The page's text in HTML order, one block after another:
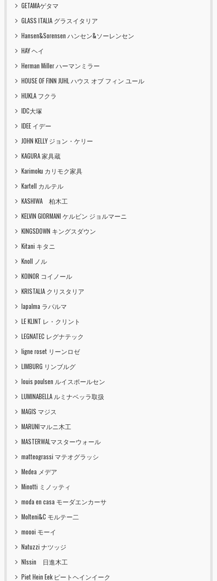
GETAMAゲタマ
GLASS ITALIA グラスイタリア
Hansen&Sorensen ハンセン&ソーレンセン
HAY ヘイ
Herman Miller ハーマンミラー
HOUSE OF FINN JUHL ハウス オブ フィン ユール
HUKLA フクラ
IDC大塚
IDEE イデー
JOHN KELLY ジョン・ケリー
KAGURA 家具蔵
Karimoku カリモク家具
Kartell カルテル
KASHIWA 柏木工
KELVIN GIORMANI ケルビン ジョルマーニ
KINGSDOWN キングスダウン
Kitani キタニ
Knoll ノル
KOINOR コイノール
KRISTALIA クリスタリア
lapalma ラパルマ
LE KLINT レ・クリント
LEGNATEC レグナテック
ligne roset リーンロゼ
LIMBURG リンブルグ
louis poulsen ルイスポールセン
LUMINABELLA ルミナベッラ取扱
MAGIS マジス
MARUNIマルニ木工
MASTERWALマスターウォール
matteograssi マテオグラッシ
Medea メデア
Minotti ミノッティ
moda en casa モーダエンカーサ
Molteni&C モルテー二
moooi モーイ
Natuzzi ナツッジ
NIssin 日進木工
Piet Hein Eek ピートヘインイーク